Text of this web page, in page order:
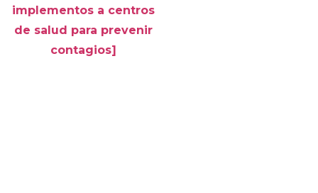
implementos a centros
de salud para prevenir
contagios]